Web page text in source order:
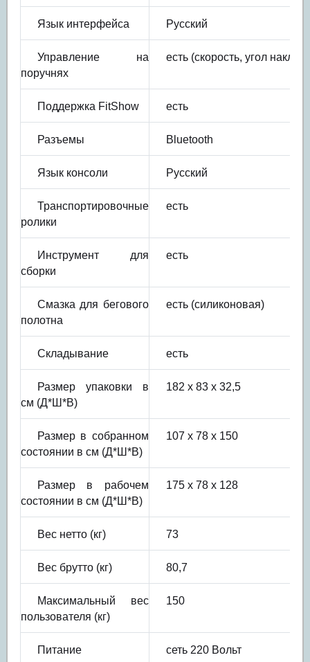
Язык интерфейса Русский
Управление на
поручнях
есть (скорость, угол
Поддержка FitShow есть
Разъемы Bluetooth
Язык консоли Русский
Транспортировочные
ролики
есть
Инструмент для
сборки
есть
Смазка для бегового
полотна
есть (силиконовая)
Складывание есть
Размер упаковки в
см (Д*Ш*В)
182 х 83 х 32,5
Размер в собранном
состоянии в см (Д*Ш*В)
107 х 78 х 150
Размер в рабочем
состоянии в см (Д*Ш*В)
175 х 78 х 128
Вес нетто (кг) 73
Вес брутто (кг) 80,7
Максимальный вес
пользователя (кг)
150
Питание сеть 220 Вольт